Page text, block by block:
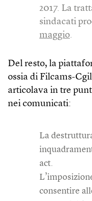
2017. La
sindacati
maggio.
Del resto, la
ossia di Filcams-
articolava in tre
nei comunicati:
La
act.
consentire